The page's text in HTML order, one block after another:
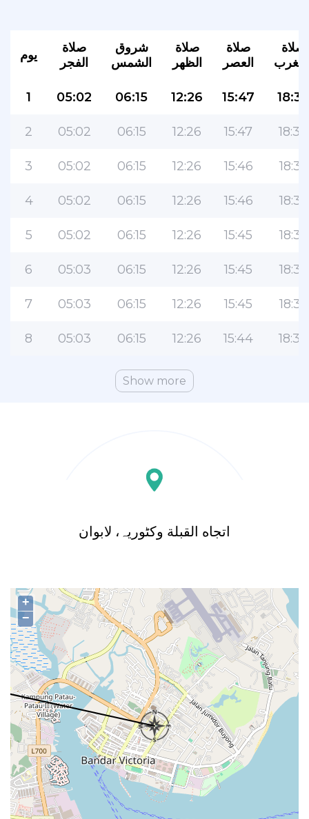
يوم
صلاة
الفجر
شروق
الشمس
صلاة
الظهر
صلاة
العصر
صلاة
1 05:02 06:15 12:26 15:47 18:36
2 05:02 06:15 12:26 15:47 18:36
3 05:02 06:15 12:26 15:46 18:35
4 05:02 06:15 12:26 15:46 18:35
5 05:02 06:15 12:26 15:45 18:35
6 05:03 06:15 12:26 15:45 18:35
7 05:03 06:15 12:26 15:45 18:35
8 05:03 06:15 12:26 15:44 18:34
Show more
اتجاه القبلة وکٹوریہ، لابوان
+
−